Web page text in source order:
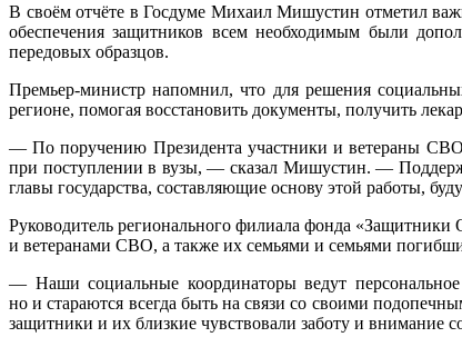
В своём отчёте в Госдуме Михаил Мишустин отметил
обеспечения защитников всем необходимым были
передовых образцов.
Премьер-министр напомнил, что для решения
регионе, помогая восстановить документы, получить
— По поручению Президента участники и ветераны СВО
при поступлении в вузы, — сказал Мишустин. —
главы государства, составляющие основу этой работы,
Руководитель регионального филиала фонда
и ветеранами СВО, а также их семьями и семьями
— Наши социальные координаторы ведут
но и стараются всегда быть на связи со своими
защитники и их близкие чувствовали заботу и внимание